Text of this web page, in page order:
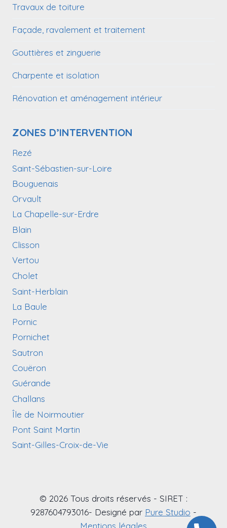
Travaux de toiture
Façade, ravalement et traitement
Gouttières et zinguerie
Charpente et isolation
Rénovation et aménagement intérieur
ZONES D’INTERVENTION
Rezé
Saint-Sébastien-sur-Loire
Bouguenais
Orvault
La Chapelle-sur-Erdre
Blain
Clisson
Vertou
Cholet
Saint-Herblain
La Baule
Pornic
Pornichet
Sautron
Couëron
Guérande
Challans
Île de Noirmoutier
Pont Saint Martin
Saint-Gilles-Croix-de-Vie
© 2026 Tous droits réservés - SIRET :
9287604793016- Designé par Pure Studio -
Mentions légales